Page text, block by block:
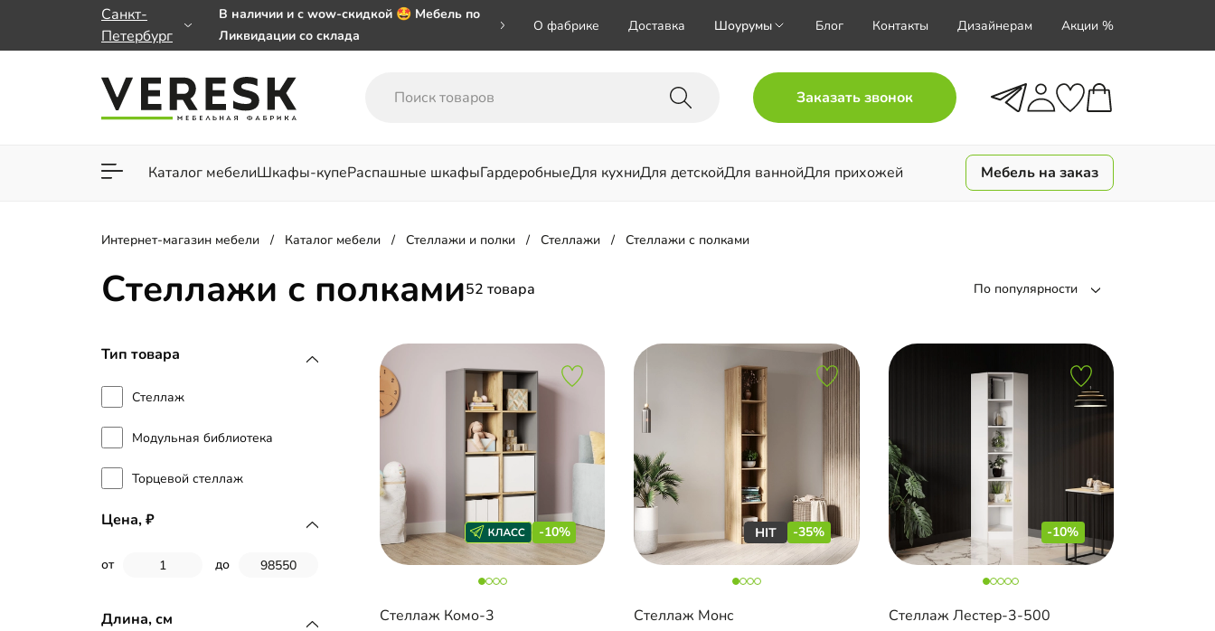
Санкт-
Петербург
В наличии и с wow-скидкой 🤩 Мебель по
Ликвидации со склада
заказе от 50 000 ₽
Важно! Наш Whatsapp переехал на номер
О фабрике Доставка Шоурумы Блог Контакты Дизайнерам Акции %
Заказать звонок
Каталог мебелиШкафы-купеРаспашные шкафыГардеробныеДля кухниДля детскойДля ваннойДля прихожей
Для гостиной Для спальни
Мебель на заказ
Интернет-магазин мебели Каталог мебели Стеллажи и полки Стеллажи Стеллажи с полками
Стеллажи с полками52 товара По популярности
Тип товара
Стеллаж
Модульная библиотека
Торцевой стеллаж
Цена,
от до
Длина, см
-10%
Стеллаж Комо-3
-35%
Стеллаж Монс
-10%
Стеллаж Лестер-3-500